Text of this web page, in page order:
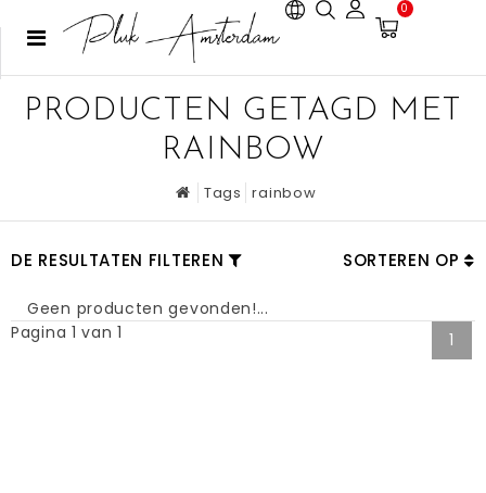
0
PRODUCTEN GETAGD MET
RAINBOW
Tags rainbow
DE RESULTATEN FILTEREN SORTEREN OP
Geen producten gevonden!...
Pagina 1 van 1
1